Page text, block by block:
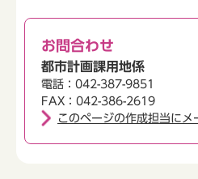
お問合わせ
都市計画課用地係
電話：042-387-9851
FAX：042-386-2619
このページの作成担当にメ